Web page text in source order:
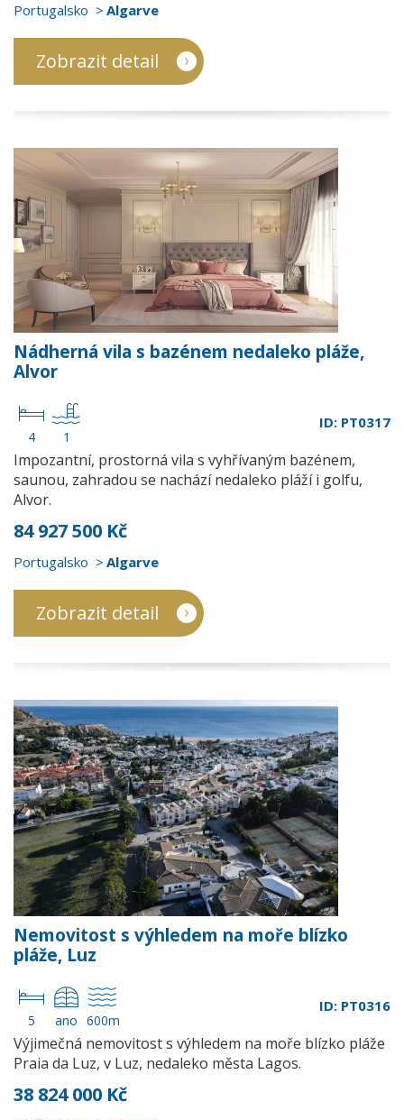
Portugalsko Algarve
Zobrazit detail
Nádherná vila s bazénem nedaleko pláže,
Alvor
4 1
ID: PT0317
Impozantní, prostorná vila s vyhřívaným bazénem,
saunou, zahradou se nachází nedaleko pláží i golfu,
Alvor.
84 927 500 Kč
Portugalsko Algarve
Zobrazit detail
Nemovitost s výhledem na moře blízko
pláže, Luz
5 ano 600m
ID: PT0316
Výjimečná nemovitost s výhledem na moře blízko pláže
Praia da Luz, v Luz, nedaleko města Lagos.
38 824 000 Kč